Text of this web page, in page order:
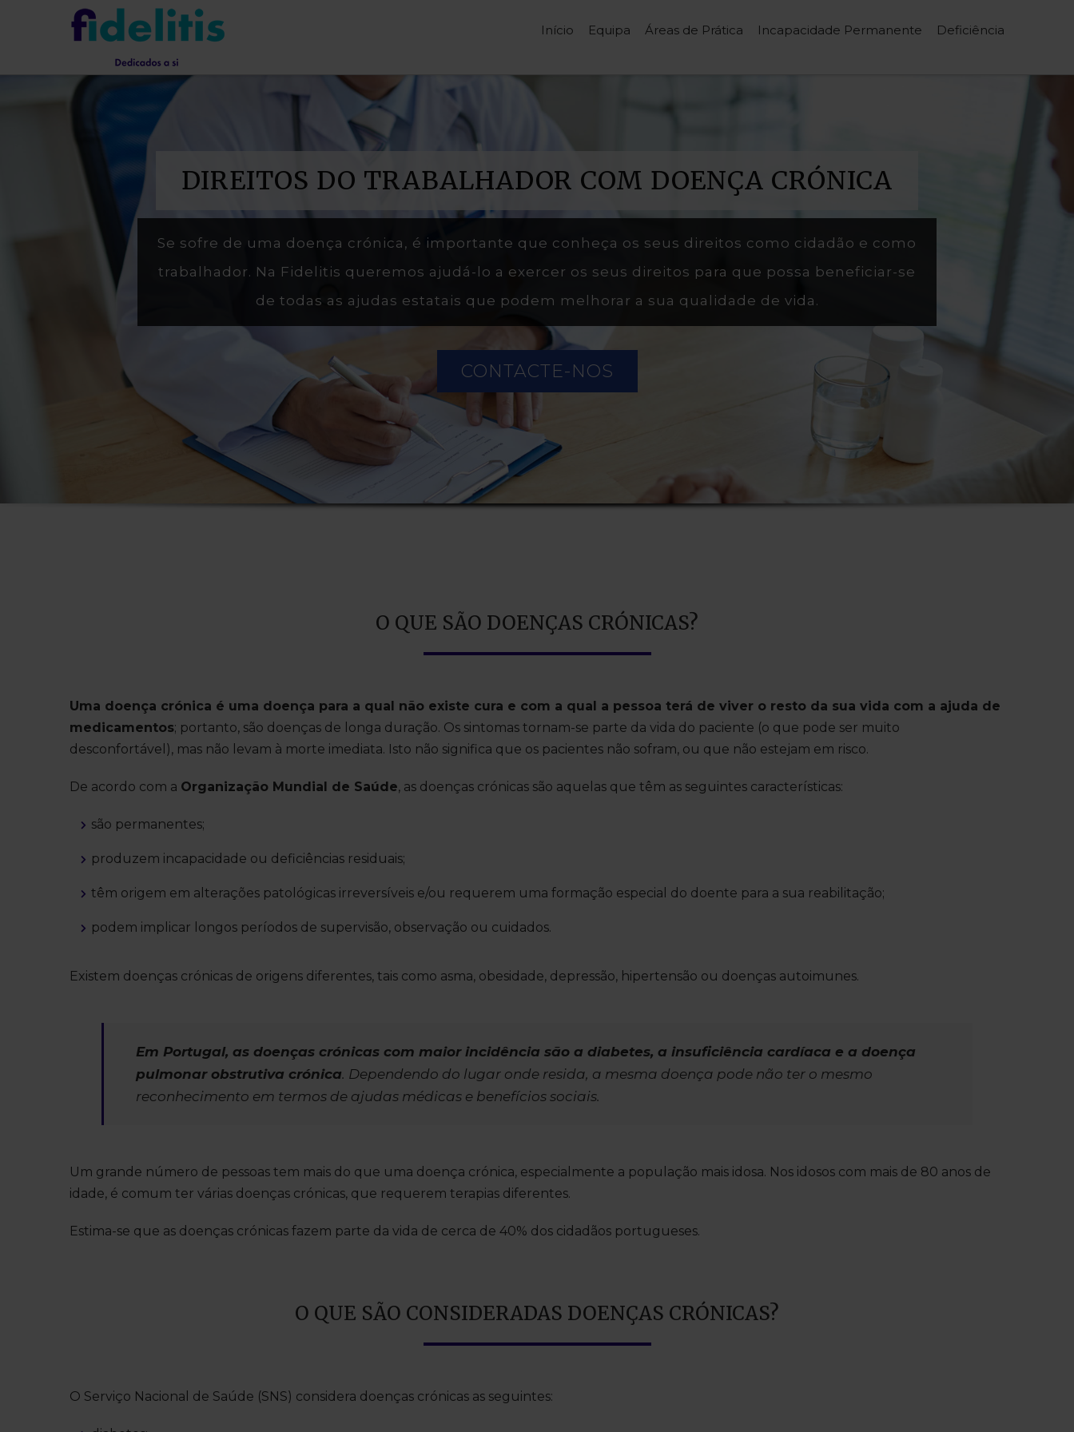
Início Equipa Áreas de Prática Incapacidade Permanente Deficiência
DIREITOS DO TRABALHADOR COM DOENÇA CRÓNICA
Se sofre de uma doença crónica, é importante que conheça os seus direitos como cidadão e como
trabalhador. Na Fidelitis queremos ajudá-lo a exercer os seus direitos para que possa beneficiar-se
de todas as ajudas estatais que podem melhorar a sua qualidade de vida.
CONTACTE-NOS
O QUE SÃO DOENÇAS CRÓNICAS?
Uma doença crónica é uma doença para a qual não existe cura e com a qual a pessoa terá de viver o resto da sua vida com a ajuda de
medicamentos; portanto, são doenças de longa duração. Os sintomas tornam-se parte da vida do paciente (o que pode ser muito
desconfortável), mas não levam à morte imediata. Isto não significa que os pacientes não sofram, ou que não estejam em risco.
De acordo com a Organização Mundial de Saúde, as doenças crónicas são aquelas que têm as seguintes características:
são permanentes;
produzem incapacidade ou deficiências residuais;
têm origem em alterações patológicas irreversíveis e/ou requerem uma formação especial do doente para a sua reabilitação;
podem implicar longos períodos de supervisão, observação ou cuidados.
Existem doenças crónicas de origens diferentes, tais como asma, obesidade, depressão, hipertensão ou doenças autoimunes.
Em Portugal, as doenças crónicas com maior incidência são a diabetes, a insuficiência cardíaca e a doença
pulmonar obstrutiva crónica. Dependendo do lugar onde resida, a mesma doença pode não ter o mesmo
reconhecimento em termos de ajudas médicas e benefícios sociais.
Um grande número de pessoas tem mais do que uma doença crónica, especialmente a população mais idosa. Nos idosos com mais de 80 anos de
idade, é comum ter várias doenças crónicas, que requerem terapias diferentes.
Estima-se que as doenças crónicas fazem parte da vida de cerca de 40% dos cidadãos portugueses.
O QUE SÃO CONSIDERADAS DOENÇAS CRÓNICAS?
O Serviço Nacional de Saúde (SNS) considera doenças crónicas as seguintes: